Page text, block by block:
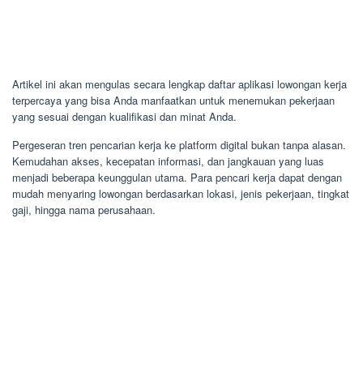
Artikel ini akan mengulas secara lengkap daftar aplikasi lowongan kerja
terpercaya yang bisa Anda manfaatkan untuk menemukan pekerjaan
yang sesuai dengan kualifikasi dan minat Anda.
Pergeseran tren pencarian kerja ke platform digital bukan tanpa alasan.
Kemudahan akses, kecepatan informasi, dan jangkauan yang luas
menjadi beberapa keunggulan utama. Para pencari kerja dapat dengan
mudah menyaring lowongan berdasarkan lokasi, jenis pekerjaan, tingkat
gaji, hingga nama perusahaan.